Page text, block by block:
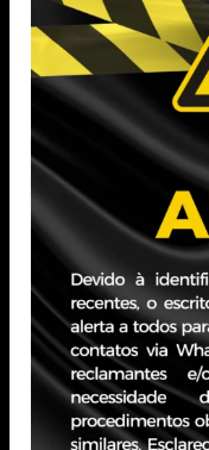
Atuação
Civil e Empresarial,
preventiva e ênfase
estratégicos.
Antes de se juntar ao
2019, trabalhou
de advocacia entre
realizado estágios
advocacia nas áreas
Direito do Trabalho
Possui experiência